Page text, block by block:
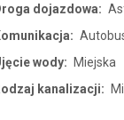
dojazdowa:
wody:
Miejska
kanalizacji: